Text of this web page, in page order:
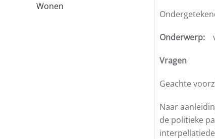
Onderwerp:
Vragen
Geachte
Naar
de politieke
Wonen